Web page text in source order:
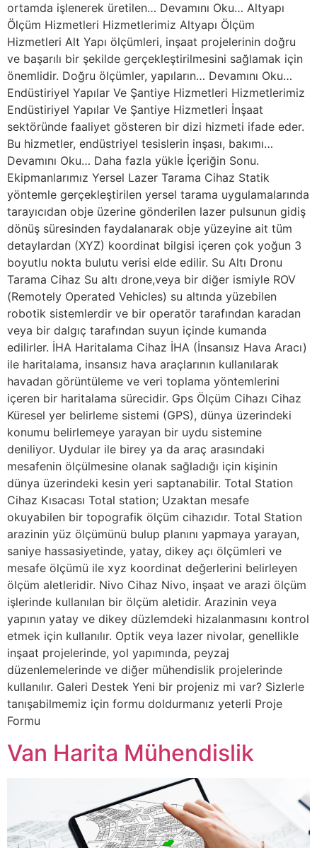
ortamda işlenerek üretilen… Devamını Oku… Altyapı
Ölçüm Hizmetleri Hizmetlerimiz Altyapı Ölçüm
Hizmetleri Alt Yapı ölçümleri, inşaat projelerinin doğru
ve başarılı bir şekilde gerçekleştirilmesini sağlamak için
önemlidir. Doğru ölçümler, yapıların… Devamını Oku…
Endüstiriyel Yapılar Ve Şantiye Hizmetleri Hizmetlerimiz
Endüstiriyel Yapılar Ve Şantiye Hizmetleri İnşaat
sektöründe faaliyet gösteren bir dizi hizmeti ifade eder.
Bu hizmetler, endüstriyel tesislerin inşası, bakımı…
Devamını Oku… Daha fazla yükle İçeriğin Sonu.
Ekipmanlarımız Yersel Lazer Tarama Cihaz Statik
yöntemle gerçekleştirilen yersel tarama uygulamalarında
tarayıcıdan obje üzerine gönderilen lazer pulsunun gidiş
dönüş süresinden faydalanarak obje yüzeyine ait tüm
detaylardan (XYZ) koordinat bilgisi içeren çok yoğun 3
boyutlu nokta bulutu verisi elde edilir. Su Altı Dronu
Tarama Cihaz Su altı drone,veya bir diğer ismiyle ROV
(Remotely Operated Vehicles) su altında yüzebilen
robotik sistemlerdir ve bir operatör tarafından karadan
veya bir dalgıç tarafından suyun içinde kumanda
edilirler. İHA Haritalama Cihaz İHA (İnsansız Hava Aracı)
ile haritalama, insansız hava araçlarının kullanılarak
havadan görüntüleme ve veri toplama yöntemlerini
içeren bir haritalama sürecidir. Gps Ölçüm Cihazı Cihaz
Küresel yer belirleme sistemi (GPS), dünya üzerindeki
konumu belirlemeye yarayan bir uydu sistemine
deniliyor. Uydular ile birey ya da araç arasındaki
mesafenin ölçülmesine olanak sağladığı için kişinin
dünya üzerindeki kesin yeri saptanabilir. Total Station
Cihaz Kısacası Total station; Uzaktan mesafe
okuyabilen bir topografik ölçüm cihazıdır. Total Station
arazinin yüz ölçümünü bulup planını yapmaya yarayan,
saniye hassasiyetinde, yatay, dikey açı ölçümleri ve
mesafe ölçümü ile xyz koordinat değerlerini belirleyen
ölçüm aletleridir. Nivo Cihaz Nivo, inşaat ve arazi ölçüm
işlerinde kullanılan bir ölçüm aletidir. Arazinin veya
yapının yatay ve dikey düzlemdeki hizalanmasını kontrol
etmek için kullanılır. Optik veya lazer nivolar, genellikle
inşaat projelerinde, yol yapımında, peyzaj
düzenlemelerinde ve diğer mühendislik projelerinde
kullanılır. Galeri Destek Yeni bir projeniz mi var? Sizlerle
tanışabilmemiz için formu doldurmanız yeterli Proje
Formu
Van Harita Mühendislik